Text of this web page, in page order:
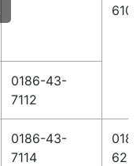
6100
0186-43-
7112
0186-43-
7114